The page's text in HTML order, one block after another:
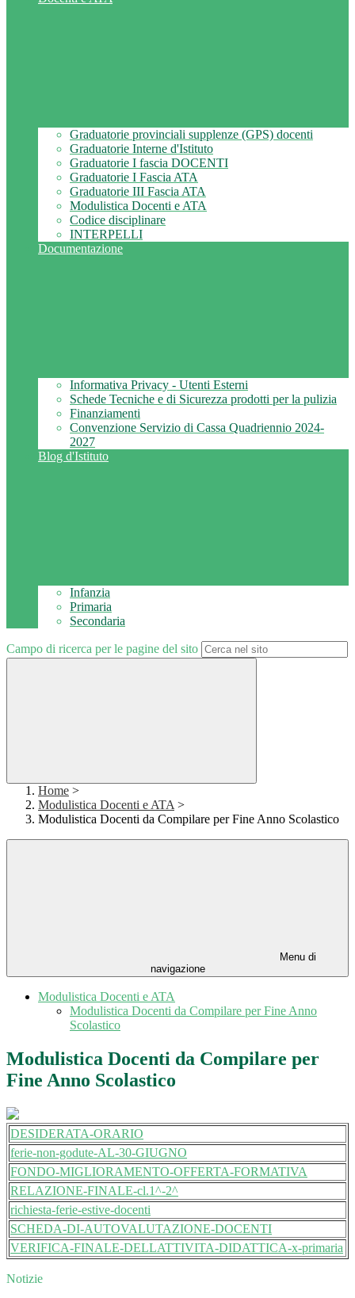
Graduatorie provinciali supplenze (GPS) docenti
Graduatorie Interne d'Istituto
Graduatorie I fascia DOCENTI
Graduatorie I Fascia ATA
Graduatorie III Fascia ATA
Modulistica Docenti e ATA
Codice disciplinare
INTERPELLI
Documentazione
Informativa Privacy - Utenti Esterni
Schede Tecniche e di Sicurezza prodotti per la pulizia
Finanziamenti
Convenzione Servizio di Cassa Quadriennio 2024-
2027
Blog d'Istituto
Infanzia
Primaria
Secondaria
Campo di ricerca per le pagine del sito
Home >
Modulistica Docenti e ATA >
Modulistica Docenti da Compilare per Fine Anno Scolastico
Menu di
navigazione
Modulistica Docenti e ATA
Modulistica Docenti da Compilare per Fine Anno
Scolastico
Modulistica Docenti da Compilare per
Fine Anno Scolastico
DESIDERATA-ORARIO
ferie-non-godute-AL-30-GIUGNO
FONDO-MIGLIORAMENTO-OFFERTA-FORMATIVA
RELAZIONE-FINALE-cl.1^-2^
richiesta-ferie-estive-docenti
SCHEDA-DI-AUTOVALUTAZIONE-DOCENTI
VERIFICA-FINALE-DELLATTIVITA-DIDATTICA-x-primaria
Notizie